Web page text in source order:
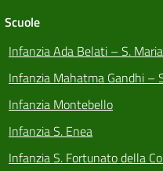
Scuole
Infanzia Ada Belati – S.
Infanzia Mahatma Gandhi –
Infanzia Montebello
Infanzia S. Enea
Infanzia S. Fortunato della